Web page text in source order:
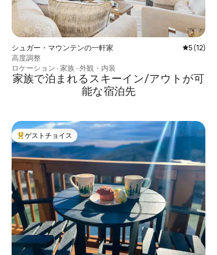
シュガー・マウンテンの一軒家 レビュー
5 (12)
高度調整
ロケーション · 家族 · 外観・内装
家族で泊まれるスキーイン/アウトが可
能な宿泊先
大好評のゲストチョイスです。
ゲストチョイス